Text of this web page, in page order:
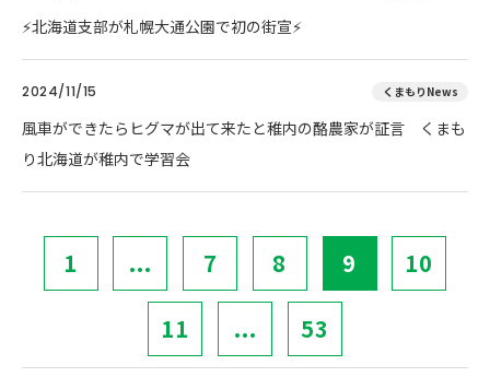
⚡北海道支部が札幌大通公園で初の街宣⚡
2024/11/15 くまもりNews
風車ができたらヒグマが出て来たと稚内の酪農家が証言 くまも
り北海道が稚内で学習会
1 ... 7 8 9 10
11 ... 53